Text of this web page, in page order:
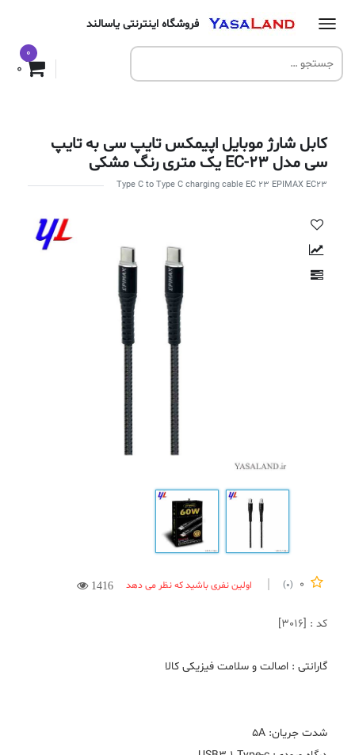
فروشگاه اینترنتی یاسالند
0
0
کابل شارژ موبایل اپیمکس تایپ سی به تایپ
سی مدل EC-23 یک متری رنگ مشکی
Type C to Type C charging cable EC 23 EPIMAX EC23
0
(0) اولین نفری باشید که نظر می دهد 1416
کد : [3016]